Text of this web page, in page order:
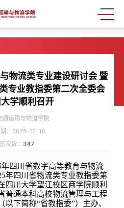
物流类专业建设研讨会 暨
专业教指委第二次全委会
学顺利召开
通运输与物流学院
：2025-12-10
次数： 347
年四川省数字高等教育与物流
年四川省物流类专业教指委第
四川大学望江校区商学院顺利
普通本科高校物流管理与工程
下简称“省教指委”）主办、